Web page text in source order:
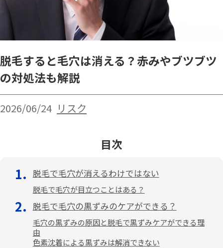
脱毛すると毛穴は消える？赤みやブツブツ
の対処法も解説
2026/06/24 リスク
目次
脱毛で毛穴が消えるわけではない
脱毛で毛穴が目立つことはある？
脱毛で毛穴の黒ずみのケアができる？
毛穴の黒ずみの原因と脱毛で黒ずみケアができる理
由
色素沈着による黒ずみは解消できない